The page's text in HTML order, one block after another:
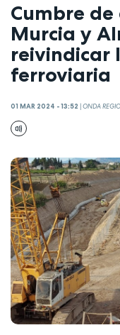
Cumbre de
Murcia y
reivindicar
ferroviaria
01 MAR 2024 - 13:52 |ONDA